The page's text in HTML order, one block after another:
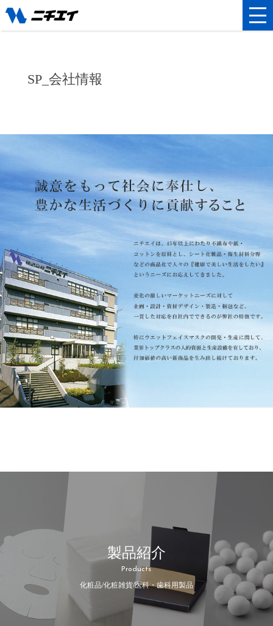
SP_会社情報
製品紹介
Products
化粧品/化粧雑貨/医科・歯科用製品